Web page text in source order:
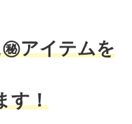
アイテムを
す！